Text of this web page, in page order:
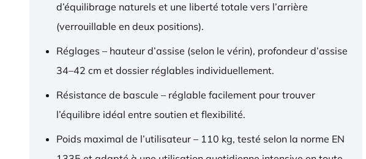
d’équilibrage naturels et une liberté totale vers l’arrière
(verrouillable en deux positions).
Réglages – hauteur d’assise (selon le vérin), profondeur d’assise
34–42 cm et dossier réglables individuellement.
Résistance de bascule – réglable facilement pour trouver
l’équilibre idéal entre soutien et flexibilité.
Poids maximal de l’utilisateur – 110 kg, testé selon la norme EN